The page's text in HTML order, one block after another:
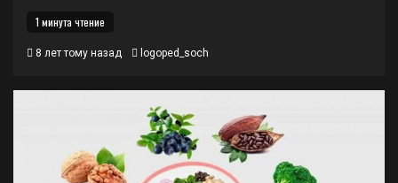
1 минута чтение
8 лет тому назад logoped_soch